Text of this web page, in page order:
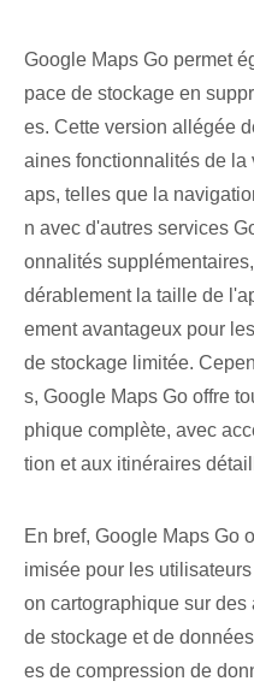
Google Maps Go permet
pace de stockage en
es. Cette version allégée
aines fonctionnalités de la
aps, telles que la
n avec d'autres services
onnalités
dérablement la taille de
ement avantageux pour
de stockage limitée.
s, Google Maps Go offre
phique complète, avec
tion et aux itinéraires
En bref, Google Maps Go
imisée pour les
on cartographique sur
de stockage et de
es de compression de